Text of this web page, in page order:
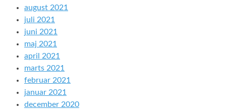
august 2021
juli 2021
juni 2021
maj 2021
april 2021
marts 2021
februar 2021
januar 2021
december 2020